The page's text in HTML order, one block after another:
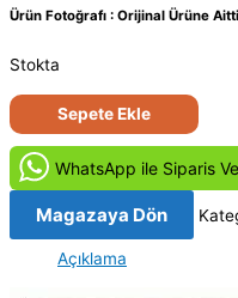
Ürün Fotoğrafı : Orijinal Ürüne
Stokta
Kujo
-
Cujo
(1983)
Orijinal
VCD
Sepete Ekle
WhatsApp ile Siparis
Magazaya Dön
Açıklama